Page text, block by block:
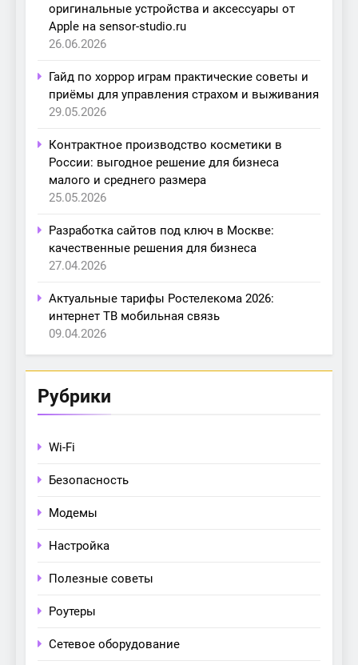
оригинальные устройства и аксессуары от
Apple на sensor-studio.ru
26.06.2026
Гайд по хоррор играм практические советы и
приёмы для управления страхом и выживания
29.05.2026
Контрактное производство косметики в
России: выгодное решение для бизнеса
малого и среднего размера
25.05.2026
Разработка сайтов под ключ в Москве:
качественные решения для бизнеса
27.04.2026
Актуальные тарифы Ростелекома 2026:
интернет ТВ мобильная связь
09.04.2026
Рубрики
Wi-Fi
Безопасность
Модемы
Настройка
Полезные советы
Роутеры
Сетевое оборудование